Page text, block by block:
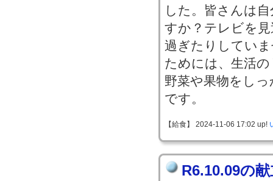
した。皆さんは
すか？テレビを
過ぎたりしてい
ためには、生活
野菜や果物をし
です。
【給食】 2024-11-06 17:02 up!
R6.10.09の